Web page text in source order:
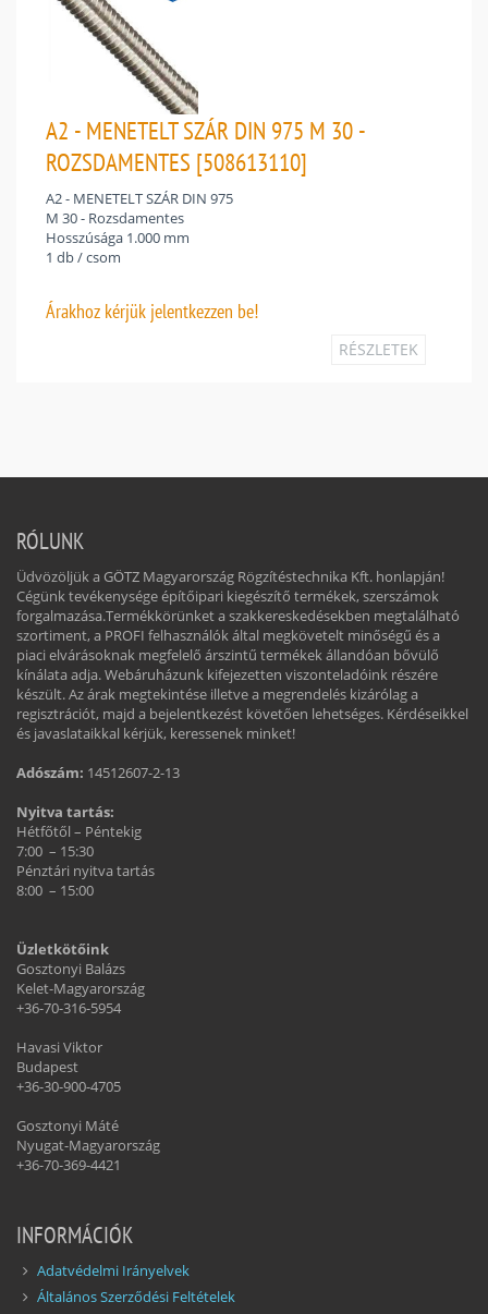
A2 - MENETELT SZÁR DIN 975 M 30 -
ROZSDAMENTES [508613110]
A2 - MENETELT SZÁR DIN 975
M 30 - Rozsdamentes
Hosszúsága 1.000 mm
1 db / csom
Árakhoz kérjük jelentkezzen be!
RÉSZLETEK
RÓLUNK
Üdvözöljük a GÖTZ Magyarország Rögzítéstechnika Kft. honlapján!
Cégünk tevékenysége építőipari kiegészítő termékek, szerszámok
forgalmazása.Termékkörünket a szakkereskedésekben megtalálható
szortiment, a PROFI felhasználók által megkövetelt minőségű és a
piaci elvárásoknak megfelelő árszintű termékek állandóan bővülő
kínálata adja. Webáruházunk kifejezetten viszonteladóink részére
készült. Az árak megtekintése illetve a megrendelés kizárólag a
regisztrációt, majd a bejelentkezést követően lehetséges. Kérdéseikkel
és javaslataikkal kérjük, keressenek minket!
Adószám: 14512607-2-13
Nyitva tartás:
Hétfőtől – Péntekig
7:00 – 15:30
Pénztári nyitva tartás
8:00 – 15:00
Üzletkötőink
Gosztonyi Balázs
Kelet-Magyarország
+36-70-316-5954
Havasi Viktor
Budapest
+36-30-900-4705
Gosztonyi Máté
Nyugat-Magyarország
+36-70-369-4421
INFORMÁCIÓK
Adatvédelmi Irányelvek
Általános Szerződési Feltételek